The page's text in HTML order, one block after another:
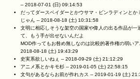
-- 2018-07-01 (日) 09:14:53
だってダースベイダーとかウサマ・ビンラディンとか
じゃん -- 2018-08-18 (土) 10:31:58
文明に相応しそうな架空の国家や偉人の出る作品が一
て、もう手が出せないんだよ
MOD作ってもお咎め無しなのは比較的著作権の弱い
2018-08-18 (土) 19:43:29
史実系欲しいねぇ -- 2018-09-29 (土) 21:12:29
アニメ系とかキモ杉 -- 2019-01-05 (土) 22:58:15
文句があるならお前が作れカス -- 2019-01-19 (土)